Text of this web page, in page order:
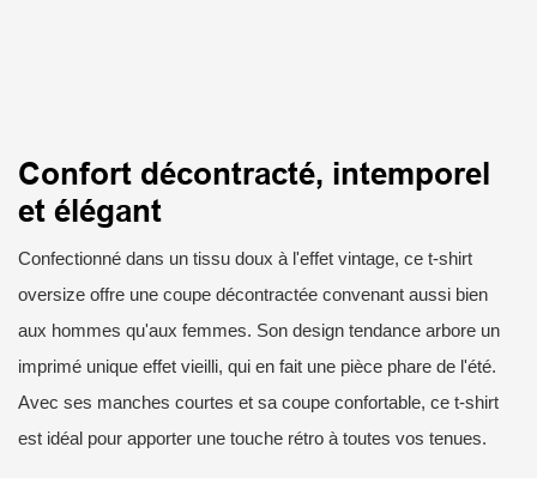
Confort décontracté, intemporel
et élégant
Confectionné dans un tissu doux à l'effet vintage, ce t-shirt
oversize offre une coupe décontractée convenant aussi bien
aux hommes qu'aux femmes. Son design tendance arbore un
imprimé unique effet vieilli, qui en fait une pièce phare de l'été.
Avec ses manches courtes et sa coupe confortable, ce t-shirt
est idéal pour apporter une touche rétro à toutes vos tenues.